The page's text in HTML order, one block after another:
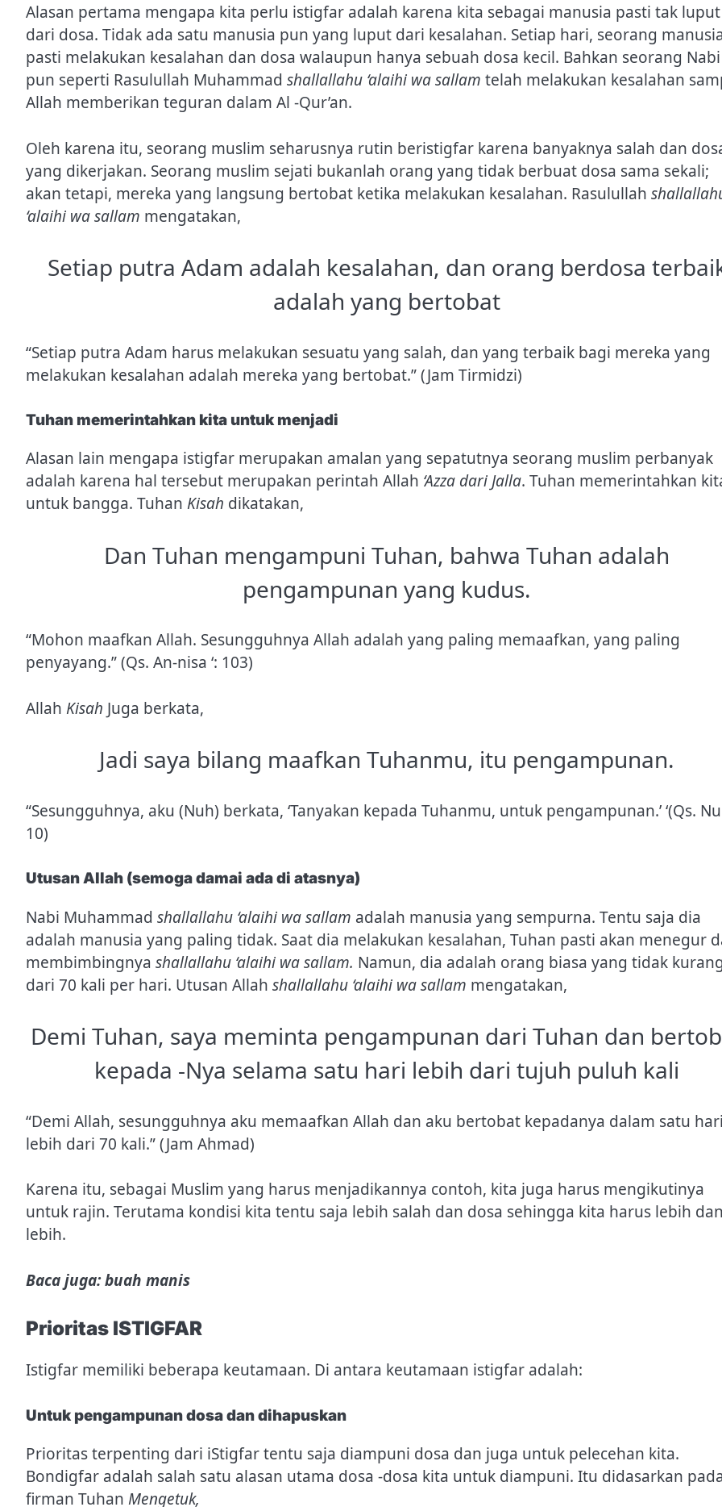
Alasan pertama mengapa kita perlu istigfar adalah karena kita sebagai manusia pasti tak luput
dari dosa. Tidak ada satu manusia pun yang luput dari kesalahan. Setiap hari, seorang
pasti melakukan kesalahan dan dosa walaupun hanya sebuah dosa kecil. Bahkan seorang Nabi
pun seperti Rasulullah Muhammad shallallahu ‘alaihi wa sallam telah melakukan kesalahan
Allah memberikan teguran dalam Al -Qur’an.
Oleh karena itu, seorang muslim seharusnya rutin beristigfar karena banyaknya salah dan
yang dikerjakan. Seorang muslim sejati bukanlah orang yang tidak berbuat dosa sama sekali;
akan tetapi, mereka yang langsung bertobat ketika melakukan kesalahan. Rasulullah
‘alaihi wa sallam mengatakan,
Setiap putra Adam adalah kesalahan, dan orang berdosa
adalah yang bertobat
“Setiap putra Adam harus melakukan sesuatu yang salah, dan yang terbaik bagi mereka yang
melakukan kesalahan adalah mereka yang bertobat.” (Jam Tirmidzi)
Tuhan memerintahkan kita untuk menjadi
Alasan lain mengapa istigfar merupakan amalan yang sepatutnya seorang muslim perbanyak
adalah karena hal tersebut merupakan perintah Allah ‘Azza dari Jalla. Tuhan memerintahkan
untuk bangga. Tuhan Kisah dikatakan,
Dan Tuhan mengampuni Tuhan, bahwa Tuhan adalah
pengampunan yang kudus.
“Mohon maafkan Allah. Sesungguhnya Allah adalah yang paling memaafkan, yang paling
penyayang.” (Qs. An-nisa ‘: 103)
Allah Kisah Juga berkata,
Jadi saya bilang maafkan Tuhanmu, itu pengampunan.
“Sesungguhnya, aku (Nuh) berkata, ‘Tanyakan kepada Tuhanmu, untuk pengampunan.’ ‘(Qs.
10)
Utusan Allah (semoga damai ada di atasnya)
Nabi Muhammad shallallahu ‘alaihi wa sallam adalah manusia yang sempurna. Tentu saja dia
adalah manusia yang paling tidak. Saat dia melakukan kesalahan, Tuhan pasti akan menegur
membimbingnya shallallahu ‘alaihi wa sallam. Namun, dia adalah orang biasa yang tidak
dari 70 kali per hari. Utusan Allah shallallahu ‘alaihi wa sallam mengatakan,
Demi Tuhan, saya meminta pengampunan dari Tuhan dan
kepada -Nya selama satu hari lebih dari tujuh puluh kali
“Demi Allah, sesungguhnya aku memaafkan Allah dan aku bertobat kepadanya dalam satu
lebih dari 70 kali.” (Jam Ahmad)
Karena itu, sebagai Muslim yang harus menjadikannya contoh, kita juga harus mengikutinya
untuk rajin. Terutama kondisi kita tentu saja lebih salah dan dosa sehingga kita harus lebih
lebih.
Baca juga: buah manis
Prioritas ISTIGFAR
Istigfar memiliki beberapa keutamaan. Di antara keutamaan istigfar adalah:
Untuk pengampunan dosa dan dihapuskan
Prioritas terpenting dari iStigfar tentu saja diampuni dosa dan juga untuk pelecehan kita.
Bondigfar adalah salah satu alasan utama dosa -dosa kita untuk diampuni. Itu didasarkan
firman Tuhan Mengetuk,